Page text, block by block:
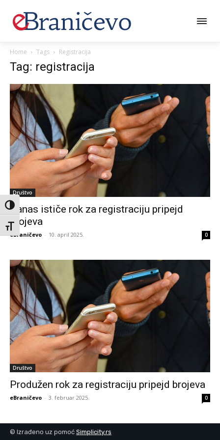
Toggle High Contrast
Toggle Font size
Home Tags Registracija
Tag: registracija
Društvo
Danas ističe rok za registraciju pripejd
brojeva
eBraničevo - 10. april 2025. 0
Društvo
Produžen rok za registraciju pripejd brojeva
eBraničevo - 3. februar 2025. 0
© Izrađeno uz pomoć Simplicity.rs